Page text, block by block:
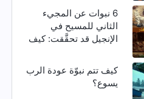
6 نبوات عن المجيء
الثاني للمسيح في
الإنجيل قد تحقَّقت: كيف
كيف تتم نبوّة عودة الرب
يسوع؟